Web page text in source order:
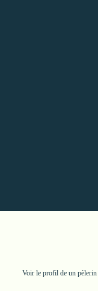
Voir le profil de un pèlerin